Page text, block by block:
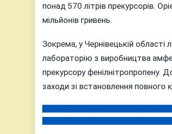
понад 570 літрів прекурсорів.
мільйонів гривень.
Зокрема, у Чернівецькій області
лабораторію з виробництва
прекурсору фенілнітропропену.
заходи зі встановлення повного
Навігація